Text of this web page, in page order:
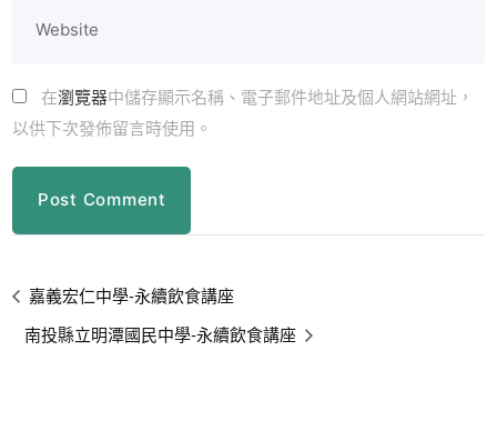
在瀏覽器中儲存顯示名稱、電子郵件地址及個人網站網址，
以供下次發佈留言時使用。
嘉義宏仁中學-永續飲食講座
南投縣立明潭國民中學-永續飲食講座